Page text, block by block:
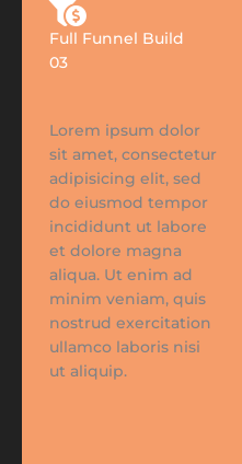
Full Funnel Build
03
Lorem ipsum dolor
sit amet, consectetur
adipisicing elit, sed
do eiusmod tempor
incididunt ut labore
et dolore magna
aliqua. Ut enim ad
minim veniam, quis
nostrud exercitation
ullamco laboris nisi
ut aliquip.